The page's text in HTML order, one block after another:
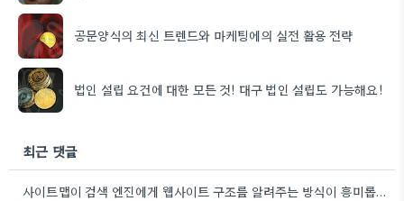
공문양식의 최신 트렌드와 마케팅에의 실전 활용 전략
법인 설립 요건에 대한 모든 것! 대구 법인 설립도 가능해요!
최근 댓글
사이트맵이 검색 엔진에게 웹사이트 구조를 알려주는 방식이 흥미롭네요. 특히, CMS 플러그인을 통해 자동으로 관리하는 부분은…